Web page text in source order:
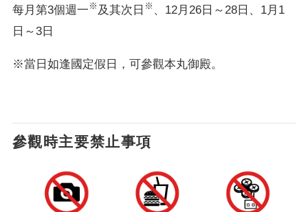
每月第3個週一 ※ 及其次日 ※ 、12月26日～28日、1月1
日～3日
※當日如逢國定假日，可參觀本丸御殿。
參觀時主要禁止事項